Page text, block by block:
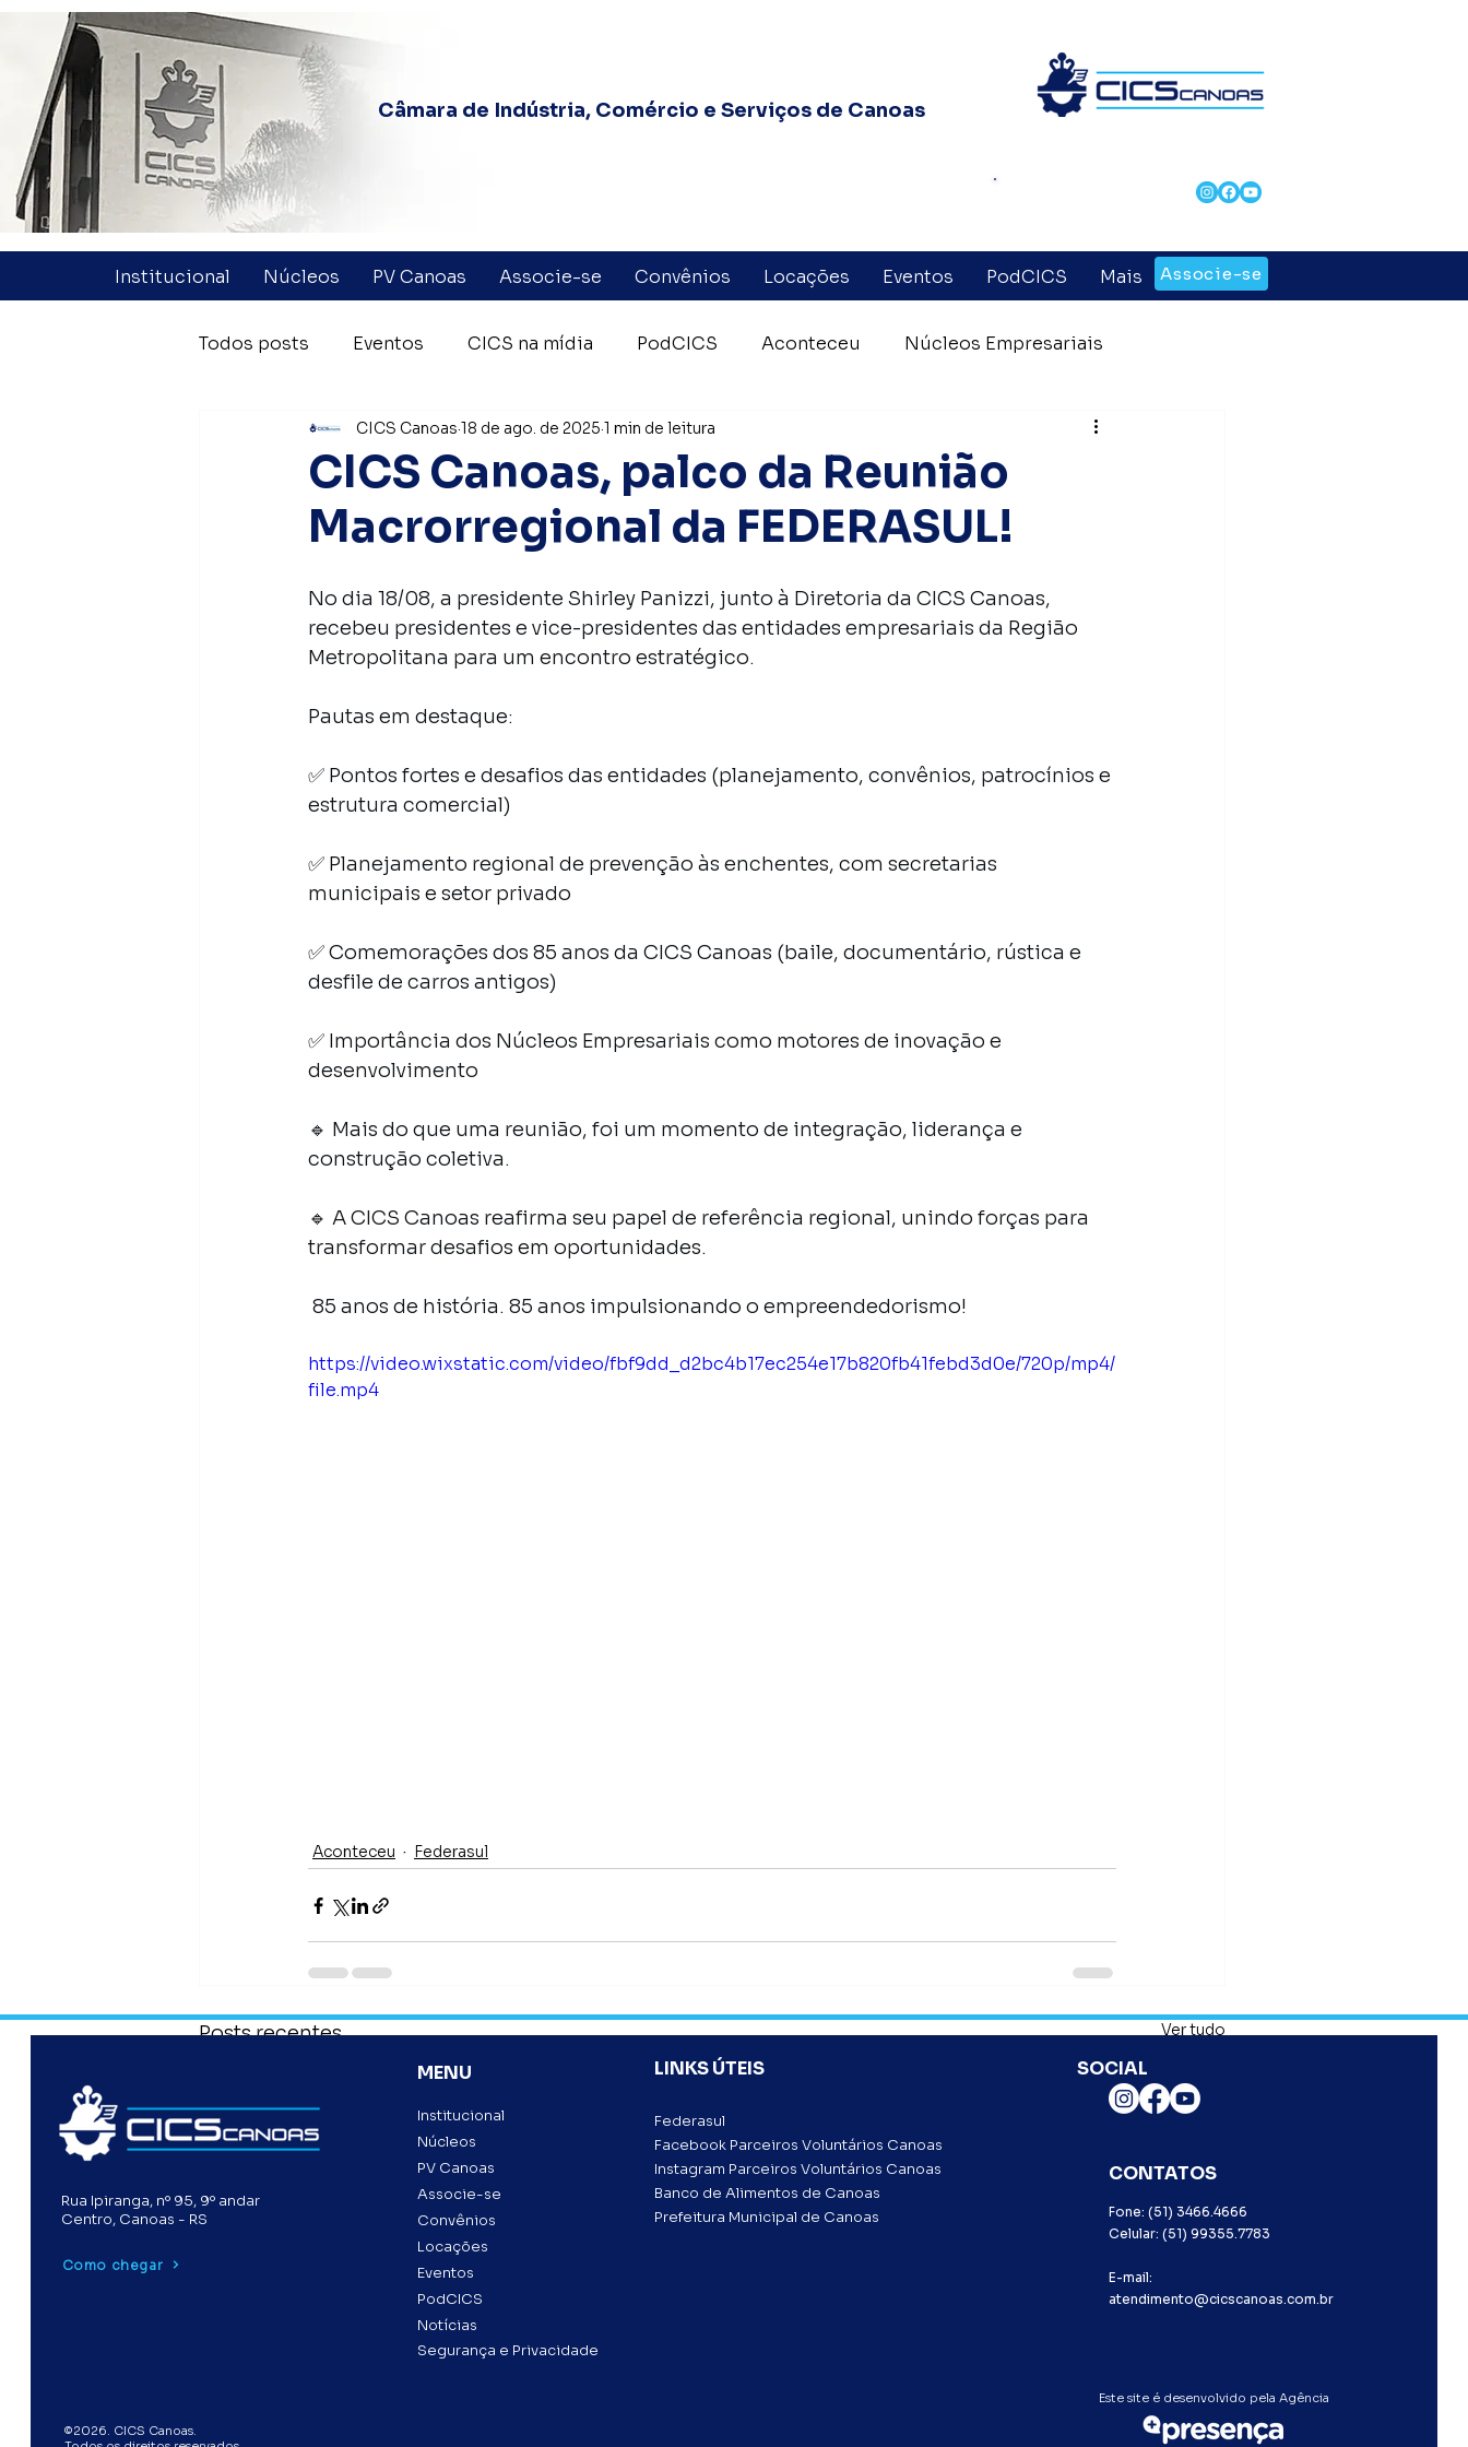
Câmara de Indústria, Comércio e Serviços de Canoas
Institucional Núcleos PV Canoas Associe-se Convênios Locações Eventos PodCICS Mais Associe-se
Todos posts Eventos CICS na mídia PodCICS Aconteceu Núcleos Empresariais
Coluna Quinzenal Parceiros Voluntários Canoas
Nota Pública
CICS Canoas, palco da Reunião
Macrorregional da FEDERASUL!
CICS Canoas 18 de ago. de 2025 1 min de leitura
No dia 18/08, a presidente Shirley Panizzi, junto à Diretoria da CICS Canoas,
recebeu presidentes e vice-presidentes das entidades empresariais da Região
Metropolitana para um encontro estratégico.
Pautas em destaque:
✅ Pontos fortes e desafios das entidades (planejamento, convênios, patrocínios e
estrutura comercial)
✅ Planejamento regional de prevenção às enchentes, com secretarias
municipais e setor privado
✅ Comemorações dos 85 anos da CICS Canoas (baile, documentário, rústica e
desfile de carros antigos)
✅ Importância dos Núcleos Empresariais como motores de inovação e
desenvolvimento
🔹 Mais do que uma reunião, foi um momento de integração, liderança e
construção coletiva.
🔹 A CICS Canoas reafirma seu papel de referência regional, unindo forças para
transformar desafios em oportunidades.
85 anos de história. 85 anos impulsionando o empreendedorismo!
https://video.wixstatic.com/video/fbf9dd_d2bc4b17ec254e17b820fb41febd3d0e/720p/mp4/
file.mp4
Aconteceu Federasul
Posts recentes Ver tudo
Comentários
Rua Ipiranga, nº 95, 9º andar
Centro, Canoas - RS
Como chegar
©2026. CICS Canoas.
MENU
Institucional
Núcleos
PV Canoas
Associe-se
Convênios
Locações
Eventos
PodCICS
Notícias
Segurança e Privacidade
CONTATOS
Fone: (51) 3466.4666
Celular: (51) 99355.7783
E-mail:
atendimento@cicscanoas.com.br
Este site é desenvolvido pela Agência
LINKS ÚTEIS
Federasul
Facebook Parceiros Voluntários Canoas
Instagram Parceiros Voluntários Canoas
Banco de Alimentos de Canoas
Prefeitura Municipal de Canoas
SOCIAL